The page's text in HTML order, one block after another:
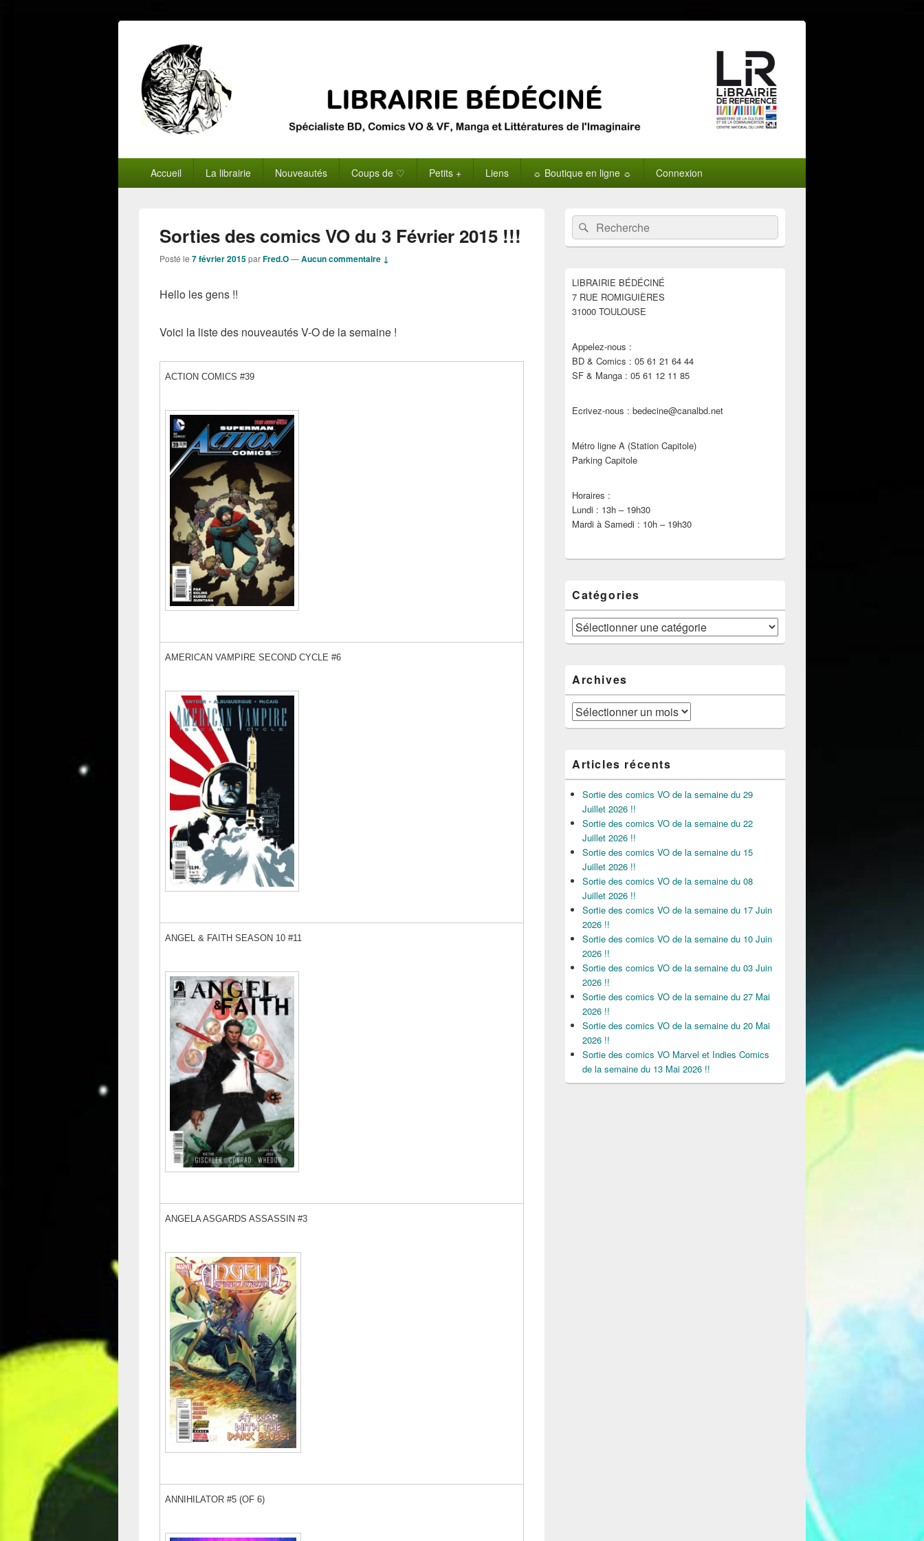
principalAccueil La librairie Nouveautés Coups de ♡ Petits + Liens ☼ Boutique en ligne ☼ Connexion
Sorties des comics VO du 3 Février 2015 !!!
Posté le 7 février 2015parFred.O—Aucun commentaire ↓
Hello les gens !!
Voici la liste des nouveautés V-O de la semaine !
ACTION COMICS #39
AMERICAN VAMPIRE SECOND CYCLE #6
ANGEL & FAITH SEASON 10 #11
ANGELA ASGARDS ASSASSIN #3
ANNIHILATOR #5 (OF 6)
Zone
principale
de
widget
barre
latérale
Recherche :Rechercher
LIBRAIRIE BÉDÉCINÉ
7 RUE ROMIGUIÈRES
31000 TOULOUSE
Appelez-nous :
BD & Comics : 05 61 21 64 44
SF & Manga : 05 61 12 11 85
Ecrivez-nous : bedecine@canalbd.net
Métro ligne A (Station Capitole)
Parking Capitole
Horaires :
Lundi : 13h – 19h30
Mardi à Samedi : 10h – 19h30
Catégories
Catégories
Archives
Archives
Articles récents
Sortie des comics VO de la semaine du 29
Juillet 2026 !!
Sortie des comics VO de la semaine du 22
Juillet 2026 !!
Sortie des comics VO de la semaine du 15
Juillet 2026 !!
Sortie des comics VO de la semaine du 08
Juillet 2026 !!
Sortie des comics VO de la semaine du 17 Juin
2026 !!
Sortie des comics VO de la semaine du 10 Juin
2026 !!
Sortie des comics VO de la semaine du 03 Juin
2026 !!
Sortie des comics VO de la semaine du 27 Mai
2026 !!
Sortie des comics VO de la semaine du 20 Mai
2026 !!
Sortie des comics VO Marvel et Indies Comics
de la semaine du 13 Mai 2026 !!